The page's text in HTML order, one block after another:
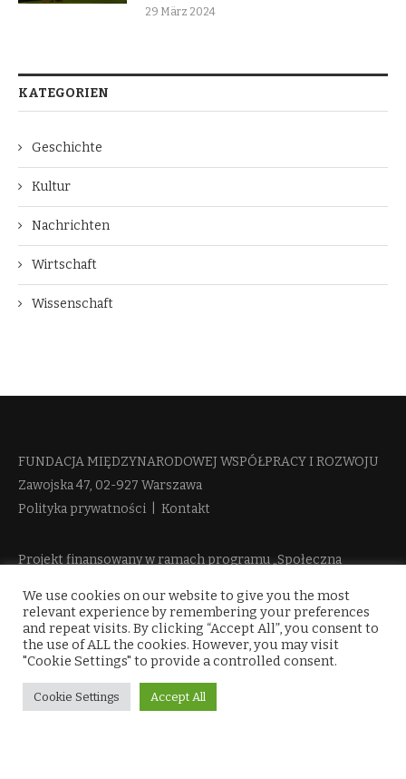
29 März 2024
KATEGORIEN
Geschichte
Kultur
Nachrichten
Wirtschaft
Wissenschaft
FUNDACJA MIĘDZYNARODOWEJ WSPÓŁPRACY I ROZWOJU​
Zawojska 47, 02-927 Warszawa
Polityka prywatności
Kontakt
Projekt finansowany w ramach programu „Społeczna
więcej informacji
We use cookies on our website to give you the most
relevant experience by remembering your preferences
and repeat visits. By clicking “Accept All”, you consent to
the use of ALL the cookies. However, you may visit
"Cookie Settings" to provide a controlled consent.
Cookie Settings Accept All